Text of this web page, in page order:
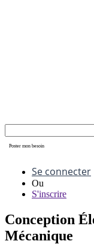
Poster mon besoin
Se connecter
Ou
S'inscrire
Conception
Mécanique